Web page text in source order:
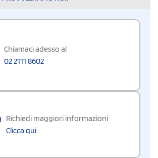
Chiamaci adesso al
02 2111 8602
Richiedi maggiori informazioni
Clicca qui